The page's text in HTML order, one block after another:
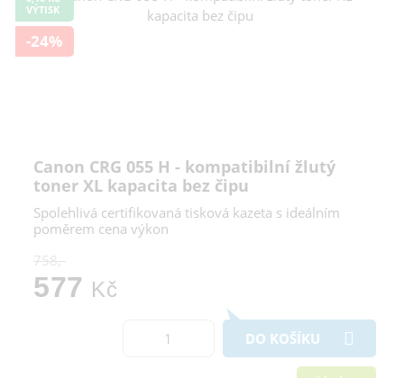
VÝTISK
-24%
Canon CRG 055 H - kompatibilní žlutý
toner XL kapacita bez čipu
Spolehlivá certifikovaná tisková kazeta s ideálním
poměrem cena výkon
758,-
577 Kč
DO KOŠÍKU